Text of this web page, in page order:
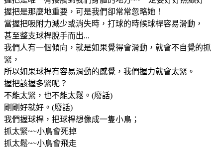
握把是那麼地重要，可是我們卻常常忽略她！
當握把吸附力減少或消失時，打球的時候球桿容易滑動，
甚至整支球桿脫手而出...
我們人有一個傾向，就是如果覺得會滑動，就會不自覺的抓
緊，
所以如果球桿有容易滑動的感覺，我們握力就會太緊。
握把該握多緊呢？
不能太緊，也不能太鬆。(廢話)
剛剛好就好。(廢話)
我們握球桿，把球桿想像成一隻小鳥；
抓太緊~~小鳥會死掉
抓太鬆~~小鳥會飛走